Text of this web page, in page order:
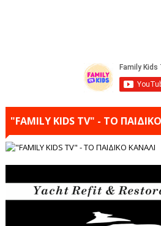
"FAMILY KIDS TV" - ΤΟ